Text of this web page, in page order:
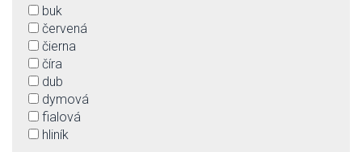
buk
červená
čierna
číra
dub
dymová
fialová
hliník